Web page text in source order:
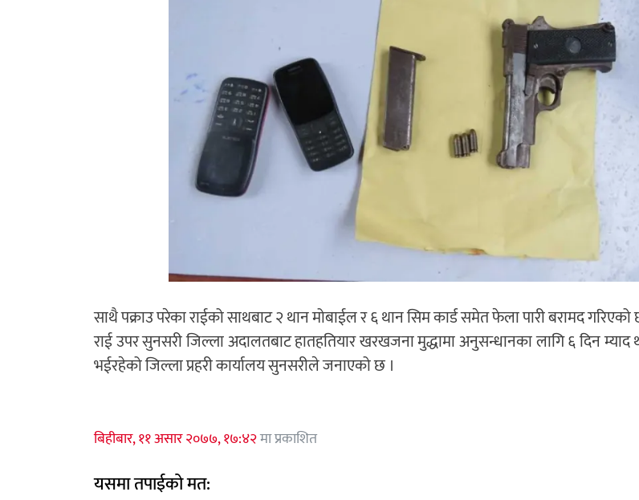
साथै पक्राउ परेका राईको साथबाट २ थान मोबाईल र ६ थान सिम कार्ड समेत फेला पारी बरामद गरिएको
राई उपर सुनसरी जिल्ला अदालतबाट हातहतियार खरखजना मुद्धामा अनुसन्धानका लागि ६ दिन
भईरहेको जिल्ला प्रहरी कार्यालय सुनसरीले जनाएको छ ।
बिहीबार, ११ असार २०७७, १७:४२मा प्रकाशित
यसमा तपाईको मत: